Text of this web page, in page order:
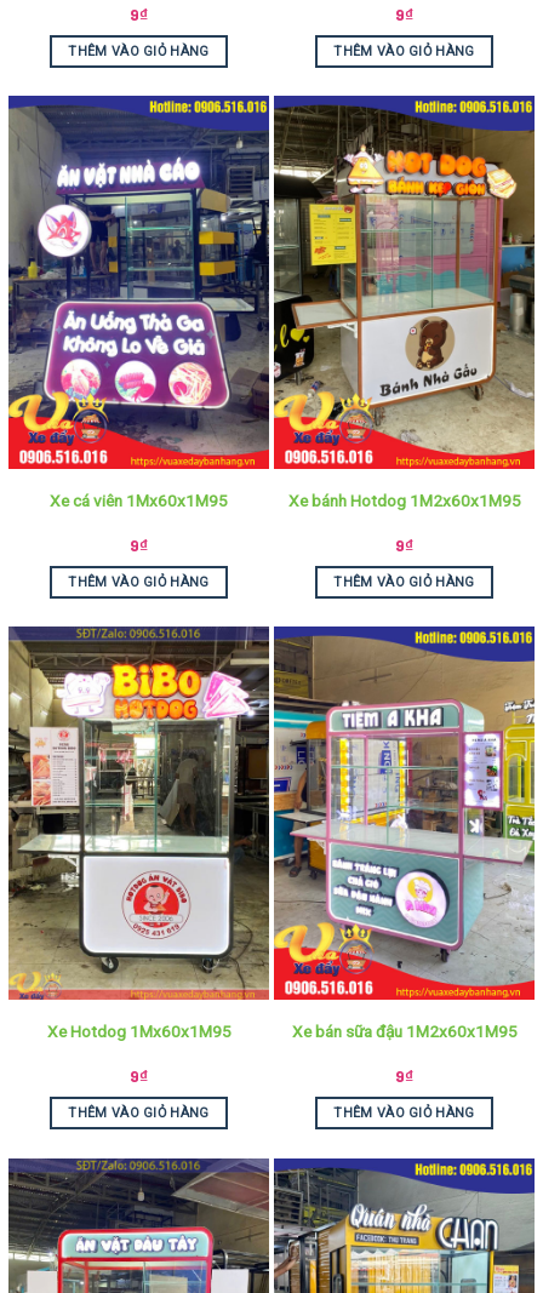
9₫
THÊM VÀO GIỎ HÀNG
9₫
THÊM VÀO GIỎ HÀNG
Xe cá viên 1Mx60x1M95
9₫
THÊM VÀO GIỎ HÀNG
Xe bánh Hotdog 1M2x60x1M95
9₫
THÊM VÀO GIỎ HÀNG
Xe Hotdog 1Mx60x1M95
9₫
THÊM VÀO GIỎ HÀNG
Xe bán sữa đậu 1M2x60x1M95
9₫
THÊM VÀO GIỎ HÀNG